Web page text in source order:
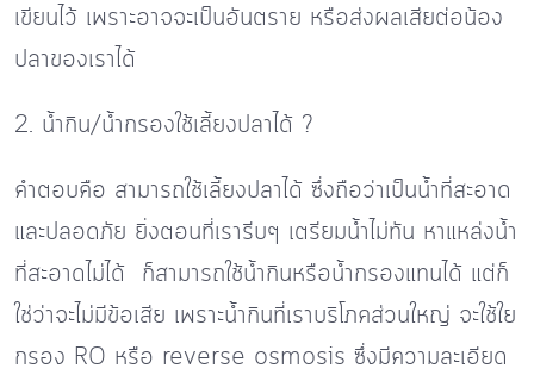
เขียนไว้ เพราะอาจจะเป็นอันตราย หรือส่งผลเสียต่อน้อง
ปลาของเราได้
2. น้ำกิน/น้ำกรองใช้เลี้ยงปลาได้ ?
คำตอบคือ สามารถใช้เลี้ยงปลาได้ ซึ่งถือว่าเป็นน้ำที่สะอาด
และปลอดภัย ยิ่งตอนที่เรารีบๆ เตรียมน้ำไม่ทัน หาแหล่งน้ำ
ที่สะอาดไม่ได้ ก็สามารถใช้น้ำกินหรือน้ำกรองแทนได้ แต่ก็
ใช่ว่าจะไม่มีข้อเสีย เพราะน้ำกินที่เราบริโภคส่วนใหญ่ จะใช้ใย
กรอง RO หรือ reverse osmosis ซึ่งมีความละเอียด